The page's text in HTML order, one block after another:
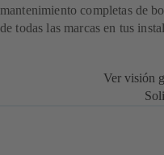
mantenimiento completas de
de todas las marcas en tus
Ver visión